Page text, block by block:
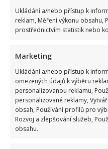
Ukládání a/nebo přístup k
reklam, Měření výkonu obsahu,
prostřednictvím statistik nebo
Marketing
Ukládání a/nebo přístup k
omezených údajů k výběru
personalizovanou reklamu,
personalizované reklamy,
obsah, Používání profilů pro
Rozvoj a zlepšování služeb,
obsahu.
Petr Novotný slaví 79 let:
smrt, jeho sestra takové
Petr Fiala sdílel video s
posměchu: Mnozí ho